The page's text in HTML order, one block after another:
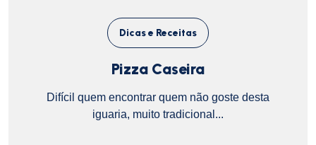
Dicas e Receitas
Pizza Caseira
Difícil quem encontrar quem não goste desta
iguaria, muito tradicional...